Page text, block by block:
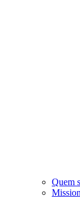
Quem